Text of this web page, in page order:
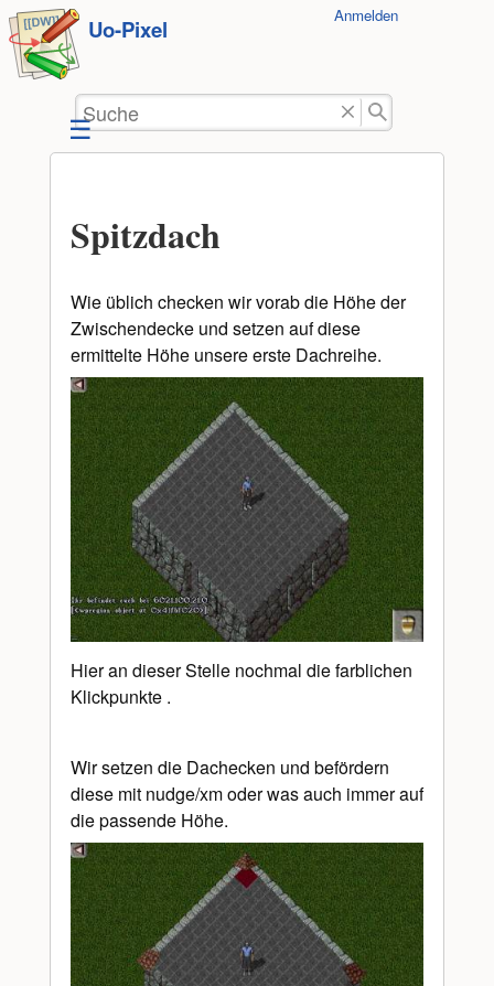
zum
Inhalt
springen
Uo-Pixel Anmelden
Suche
Spitzdach
Wie üblich checken wir vorab die Höhe der
Zwischendecke und setzen auf diese
ermittelte Höhe unsere erste Dachreihe.
Hier an dieser Stelle nochmal die farblichen
Klickpunkte .
Wir setzen die Dachecken und befördern
diese mit nudge/xm oder was auch immer auf
die passende Höhe.